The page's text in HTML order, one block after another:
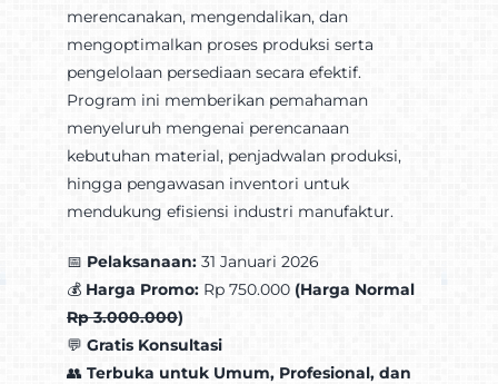
merencanakan, mengendalikan, dan
mengoptimalkan proses produksi serta
pengelolaan persediaan secara efektif.
Program ini memberikan pemahaman
menyeluruh mengenai perencanaan
kebutuhan material, penjadwalan produksi,
hingga pengawasan inventori untuk
mendukung efisiensi industri manufaktur.
📅 Pelaksanaan:31 Januari 2026
💰 Harga Promo:Rp 750.000 (Harga Normal
Rp 3.000.000)
💬 Gratis Konsultasi
👥 Terbuka untuk Umum, Profesional, dan